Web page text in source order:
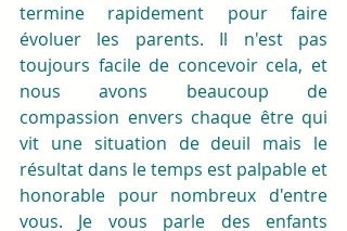
termine rapidement pour faire
évoluer les parents. Il n'est pas
toujours facile de concevoir cela, et
nous avons beaucoup de
compassion envers chaque être qui
vit une situation de deuil mais le
résultat dans le temps est palpable et
honorable pour nombreux d'entre
vous. Je vous parle des enfants